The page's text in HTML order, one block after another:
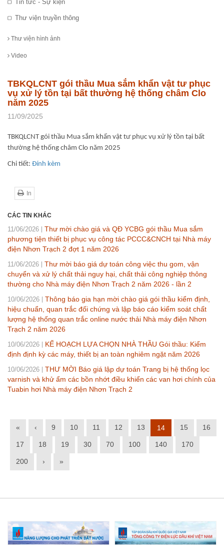
Tin tức - Sự kiện
Thư viện truyền thông
Thư viện hình ảnh
Video
TBKQLCNT gói thầu Mua sắm khẩn vật tư phục
vụ xử lý tồn tại bất thường hệ thống châm Clo
năm 2025
11/09/2025
TBKQLCNT gói thầu Mua sắm khẩn vật tư phục vụ xử lý tồn tại bất
thường hệ thống châm Clo năm 2025
Chi tiết: Đính kèm
In
CÁC TIN KHÁC
11/06/2026
Thư mời chào giá và QĐ YCBG gói thầu Mua sắm
phương tiện thiết bị phục vụ công tác PCCC&CNCH tại Nhà máy
điện Nhơn Trạch 2 đợt 1 năm 2026
11/06/2026
Thư mời báo giá dự toán công việc thu gom, vận
chuyển và xử lý chất thải nguy hại, chất thải công nghiệp thông
thường cho Nhà máy điện Nhơn Trạch 2 năm 2026 - lần 2
10/06/2026
Thông báo gia hạn mời chào giá gói thầu kiểm định,
hiệu chuẩn, quan trắc đối chứng và lập báo cáo kiểm soát chất
lượng hệ thống quan trắc online nước thải Nhà máy điện Nhơn
Trạch 2 năm 2026
10/06/2026
KẾ HOẠCH LỰA CHỌN NHÀ THẦU Gói thầu: Kiểm
định định kỳ các máy, thiết bị an toàn nghiêm ngặt năm 2026
10/06/2026
THƯ MỜI Báo giá lập dự toán Trang bị hệ thống lọc
varnish và khử ẩm các bồn nhớt điều khiển các van hơi chính của
Tuabin hơi Nhà máy điện Nhơn Trạch 2
« ‹ 9 10 11 12 13 14 15 16
17 18 19 30 70 100 140 170
200 › »